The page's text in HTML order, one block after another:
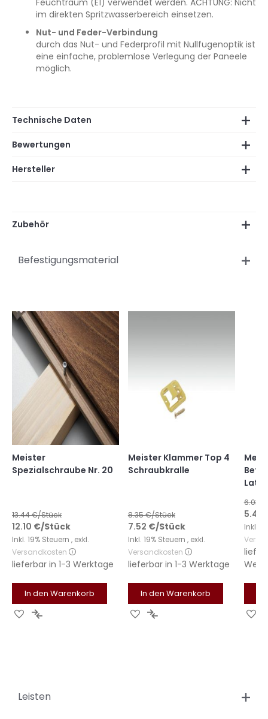
Feuchtraum (E1) verwendet werden. ACHTUNG: Nicht
im direkten Spritzwasserbereich einsetzen.
Nut- und Feder-Verbindung
durch das Nut- und Federprofil mit Nullfugenoptik ist
eine einfache, problemlose Verlegung der Paneele
möglich.
Technische Daten
Bewertungen
Hersteller
Zubehör
Befestigungsmaterial
Meister
Spezialschraube Nr. 20
13.44€/Stück
12.10 €/Stück
Inkl. 19% Steuern , exkl.
Versandkosten
lieferbar in 1-3 Werktage
In den Warenkorb
Zur Zur
Meister Klammer Top 4
Schraubkralle
8.35€/Stück
7.52 €/Stück
Inkl. 19% Steuern , exkl.
Versandkosten
lieferbar in 1-3 Werktage
In den Warenkorb
Zur Zur
6.03
5.42
Inkl.
Leisten